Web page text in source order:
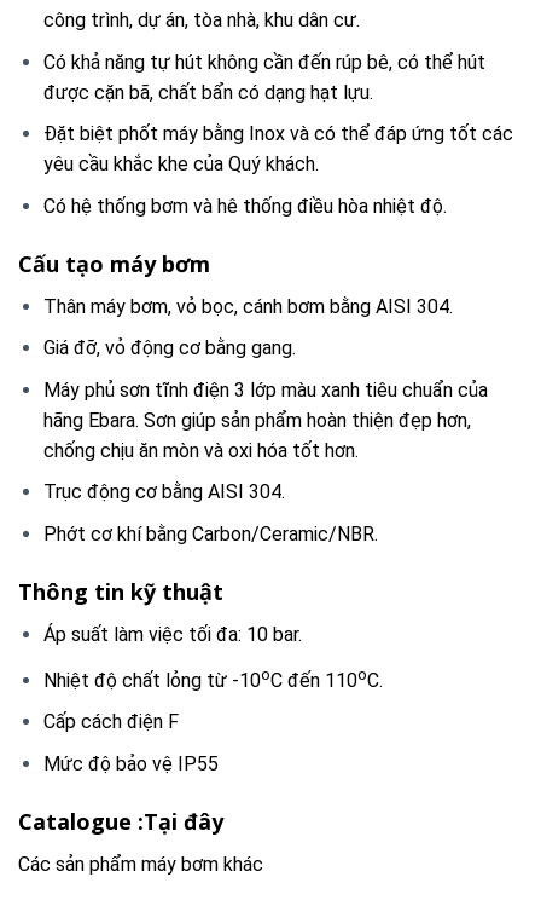
công trình, dự án, tòa nhà, khu dân cư.
Có khả năng tự hút không cần đến rúp bê, có thể hút
được cặn bã, chất bẩn có dạng hạt lựu.
Đặt biệt phốt máy bằng Inox và có thể đáp ứng tốt các
yêu cầu khắc khe của Quý khách.
Có hệ thống bơm và hê thống điều hòa nhiệt độ.
Cấu tạo máy bơm
Thân máy bơm, vỏ bọc, cánh bơm bằng AISI 304.
Giá đỡ, vỏ động cơ bằng gang.
Máy phủ sơn tĩnh điện 3 lớp màu xanh tiêu chuẩn của
hãng Ebara. Sơn giúp sản phẩm hoàn thiện đẹp hơn,
chống chịu ăn mòn và oxi hóa tốt hơn.
Trục động cơ bằng AISI 304.
Phớt cơ khí bằng Carbon/Ceramic/NBR.
Thông tin kỹ thuật
Áp suất làm việc tối đa: 10 bar.
Nhiệt độ chất lỏng từ -10oC đến 110oC.
Cấp cách điện F
Mức độ bảo vệ IP55
Catalogue :Tại đây
Các sản phẩm máy bơm khác